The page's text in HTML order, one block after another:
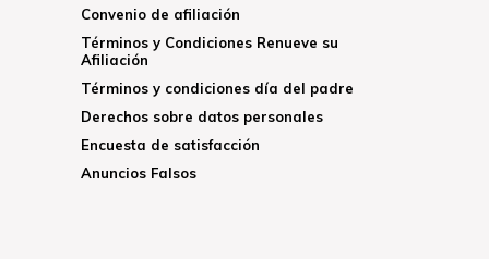
Convenio de afiliación
Términos y Condiciones Renueve su
Afiliación
Términos y condiciones día del padre
Derechos sobre datos personales
Encuesta de satisfacción
Anuncios Falsos